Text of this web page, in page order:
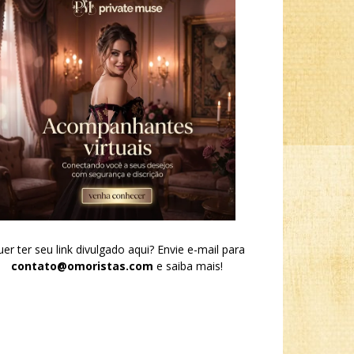
ter seu link divulgado aqui? Envie e-mail para
contato@omoristas.com e saiba mais!